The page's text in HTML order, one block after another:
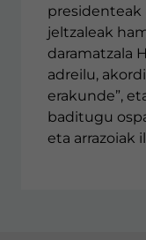
presidenteak
jeltzaleak
daramatzala
adreilu,
erakunde”,
baditugu
eta arrazoiak